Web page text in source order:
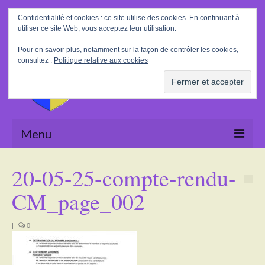
Rechercher
:
Menu
La Mairie
Le village
Tourisme
20-05-25-compte-rendu-
CM_page_002
| 0
Confidentialité et cookies : ce site utilise des cookies. En continuant à
utiliser ce site Web, vous acceptez leur utilisation.
Pour en savoir plus, notamment sur la façon de contrôler les cookies,
consultez : Politique relative aux cookies